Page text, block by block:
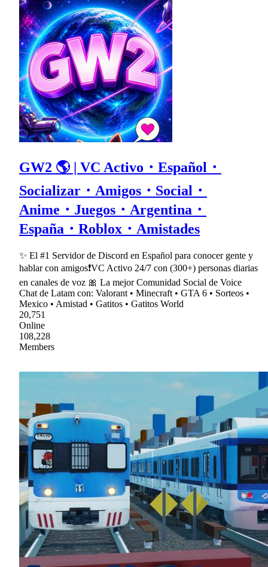
GW2 🌎 | VC Activo・Español・
Socializar・Amigos・Social・
Anime・Juegos・Argentina・
España・Roblox・Amistades
✨ El #1 Servidor de Discord en Español para conocer gente y
hablar con amigos❗VC Activo 24/7 con (300+) personas diarias
en canales de voz 🎀 La mejor Comunidad Social de Voice
Chat de Latam con: Valorant • Minecraft • GTA 6 • Sorteos •
Mexico • Amistad • Gatitos • Gatitos World
20,751
Online
108,228
Members